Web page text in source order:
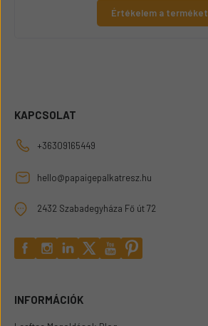
Értékelem a terméket
KAPCSOLAT
+36309165449
hello@papaigepalkatresz.hu
2432 Szabadegyháza Fő út 72
INFORMÁCIÓK